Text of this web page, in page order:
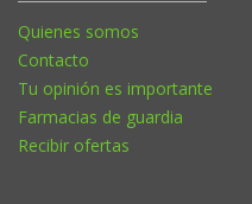
Quienes somos
Contacto
Tu opinión es importante
Farmacias de guardia
Recibir ofertas